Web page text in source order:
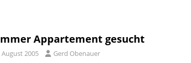
Appartement gesucht
August 2005 Gerd Obenauer